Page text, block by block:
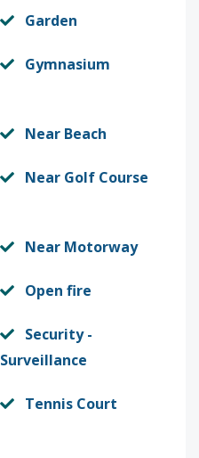
Garden
Gymnasium
Near Beach
Near Golf Course
Near Motorway
Open fire
Security -
Surveillance
Tennis Court